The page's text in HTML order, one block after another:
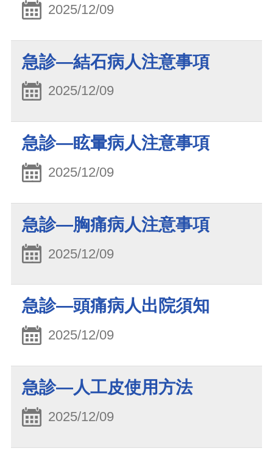
2025/12/09
急診—結石病人注意事項
2025/12/09
急診—眩暈病人注意事項
2025/12/09
急診—胸痛病人注意事項
2025/12/09
急診—頭痛病人出院須知
2025/12/09
急診—人工皮使用方法
2025/12/09